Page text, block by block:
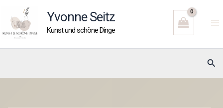
Inhalt
springen
Yvonne Seitz
Kunst und schöne Dinge